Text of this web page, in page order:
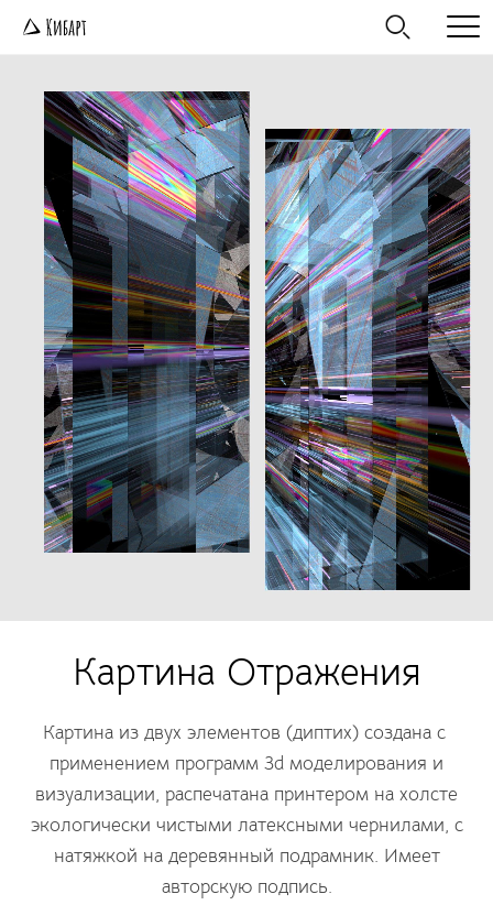
Картина Отражения
Картина из двух элементов (диптих) создана с
применением программ 3d моделирования и
визуализации, распечатана принтером на холсте
экологически чистыми латексными чернилами, с
натяжкой на деревянный подрамник. Имеет
авторскую подпись.